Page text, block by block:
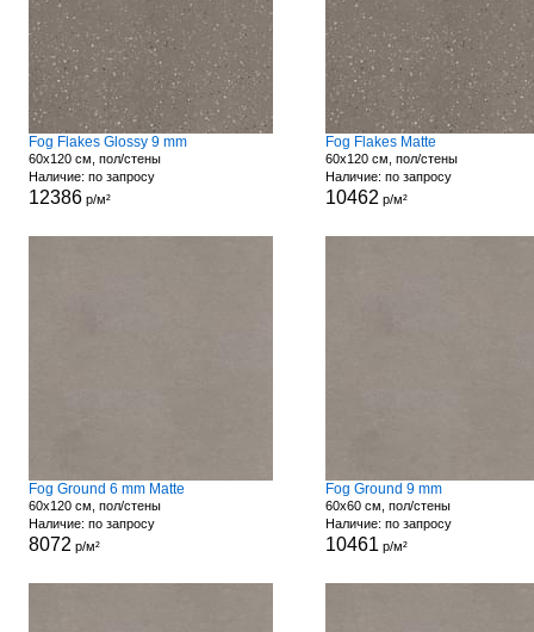
Fog Flakes Glossy 9 mm
60x120 см, пол/стены
Наличие: по запросу
12386р/м²
Fog Flakes Matte
60x120 см, пол/стены
Наличие: по запросу
10462 р/м²
Fog Ground 6 mm Matte
60x120 см, пол/стены
Наличие: по запросу
8072 р/м²
Fog Ground 9 mm
60x60 см, пол/стены
Наличие: по запросу
10461 р/м²